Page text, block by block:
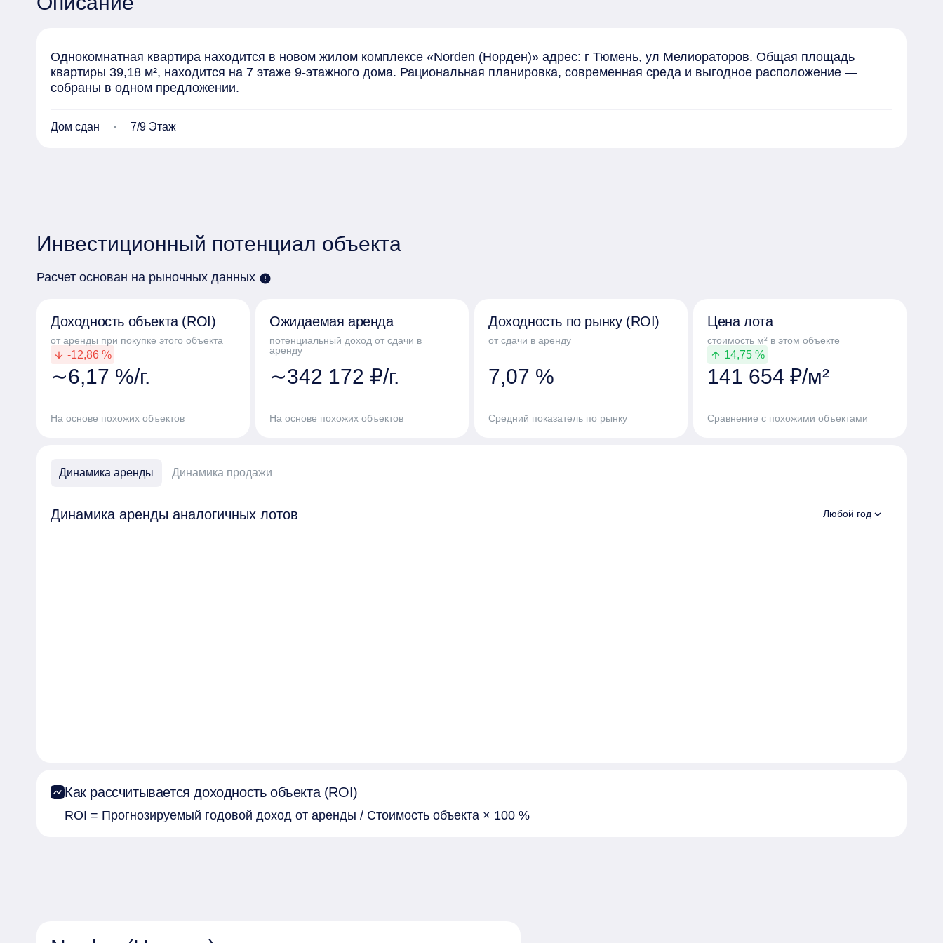
Однокомнатная квартира находится в новом жилом комплексе «Norden (Норден)» адрес: г Тюмень, ул Мелиораторов. Общая площадь
квартиры 39,18 м², находится на 7 этаже 9-этажного дома. Рациональная планировка, современная среда и выгодное расположение —
собраны в одном предложении.
Дом сдан 7/9 Этаж
Инвестиционный потенциал объекта
Расчет основан на рыночных данных error
Доходность объекта (ROI)
от аренды при покупке этого объекта
arrow_downward -12,86 %
∼6,17 %/г.
На основе похожих объектов
Ожидаемая аренда
потенциальный доход от сдачи в
аренду
∼342 172 ₽/г.
На основе похожих объектов
Доходность по рынку (ROI)
от сдачи в аренду
7,07 %
Средний показатель по рынку
Цена лота
стоимость м² в этом объекте
arrow_upward 14,75 %
141 654 ₽/м²
Сравнение с похожими объектами
Динамика аренды Динамика продажи
Динамика аренды аналогичных лотов Любой год expand_more
Как рассчитывается доходность объекта (ROI)
ROI = Прогнозируемый годовой доход от аренды / Стоимость объекта × 100 %